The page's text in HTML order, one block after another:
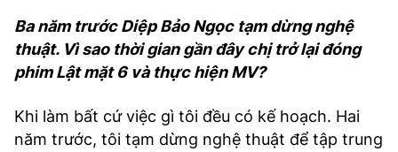
Ba năm trước Diệp Bảo Ngọc tạm dừng nghệ
thuật. Vì sao thời gian gần đây chị trở lại đóng
phim Lật mặt 6 và thực hiện MV?
Khi làm bất cứ việc gì tôi đều có kế hoạch. Hai
năm trước, tôi tạm dừng nghệ thuật để tập trung